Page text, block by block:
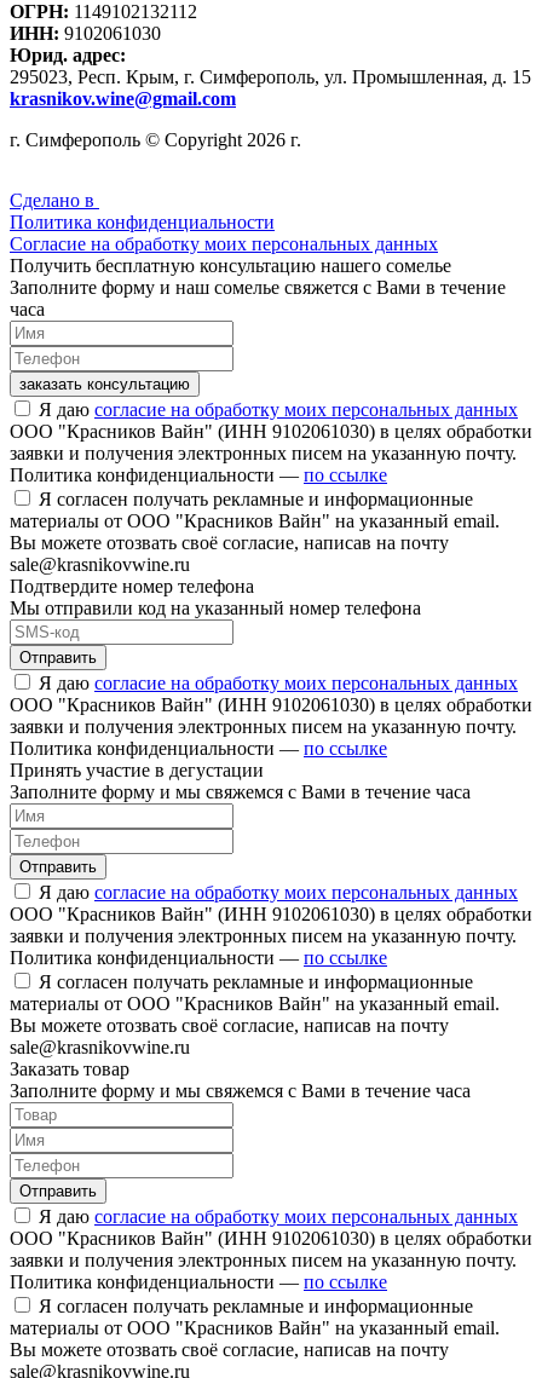
ОГРН: 1149102132112
ИНН: 9102061030
Юрид. адрес:
295023, Респ. Крым, г. Симферополь, ул. Промышленная, д. 15
krasnikov.wine@gmail.com
г. Симферополь © Copyright 2026 г.
Сделано в
Политика конфиденциальности
Согласие на обработку моих персональных данных
Получить бесплатную консультацию нашего сомелье
Заполните форму и наш сомелье свяжется с Вами в течение
часа
заказать консультацию
Я даю согласие на обработку моих персональных данных
ООО "Красников Вайн" (ИНН 9102061030) в целях обработки
заявки и получения электронных писем на указанную почту.
Политика конфиденциальности — по ссылке
Я согласен получать рекламные и информационные
материалы от ООО "Красников Вайн" на указанный email.
Вы можете отозвать своё согласие, написав на почту
sale@krasnikovwine.ru
Подтвердите номер телефона
Мы отправили код на указанный номер телефона
Отправить
Я даю согласие на обработку моих персональных данных
ООО "Красников Вайн" (ИНН 9102061030) в целях обработки
заявки и получения электронных писем на указанную почту.
Политика конфиденциальности — по ссылке
Принять участие в дегустации
Заполните форму и мы свяжемся с Вами в течение часа
Отправить
Я даю согласие на обработку моих персональных данных
ООО "Красников Вайн" (ИНН 9102061030) в целях обработки
заявки и получения электронных писем на указанную почту.
Политика конфиденциальности — по ссылке
Я согласен получать рекламные и информационные
материалы от ООО "Красников Вайн" на указанный email.
Вы можете отозвать своё согласие, написав на почту
sale@krasnikovwine.ru
Заказать товар
Заполните форму и мы свяжемся с Вами в течение часа
Отправить
Я даю согласие на обработку моих персональных данных
ООО "Красников Вайн" (ИНН 9102061030) в целях обработки
заявки и получения электронных писем на указанную почту.
Политика конфиденциальности — по ссылке
Я согласен получать рекламные и информационные
материалы от ООО "Красников Вайн" на указанный email.
Вы можете отозвать своё согласие, написав на почту
sale@krasnikovwine.ru